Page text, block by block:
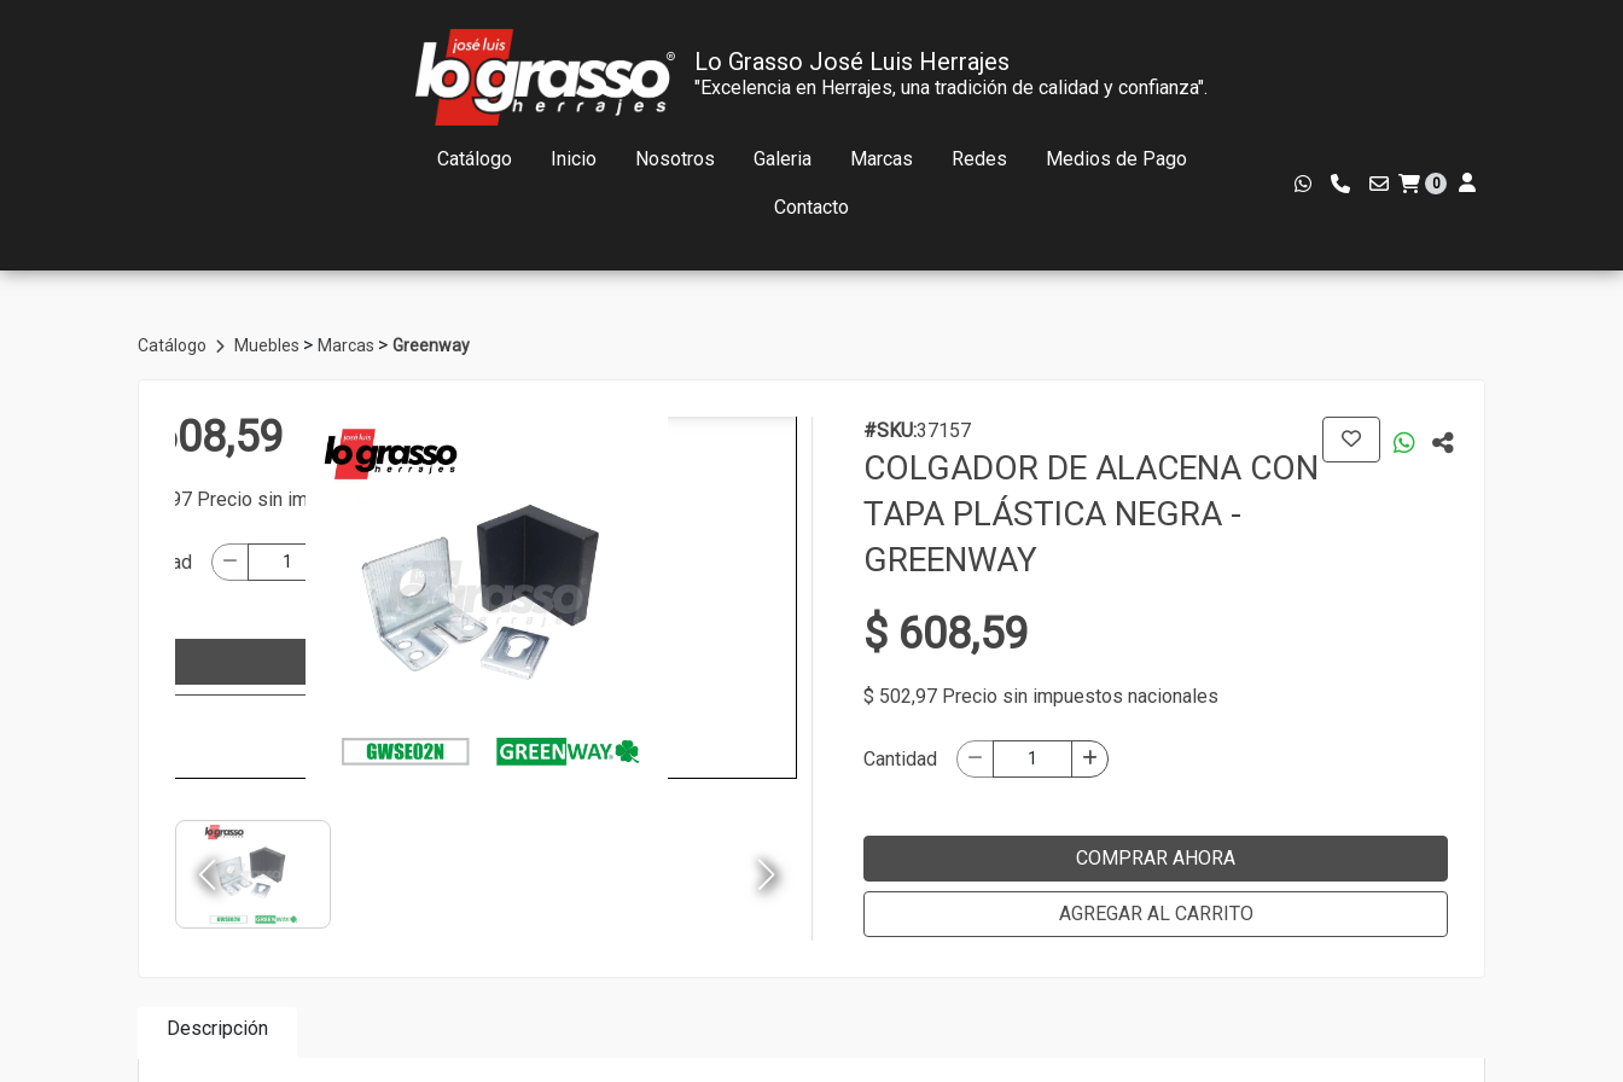
Lo Grasso José Luis Herrajes
"Excelencia en Herrajes, una tradición de calidad y confianza".
Catálogo Inicio Nosotros Galeria Marcas Redes Medios de Pago
Contacto
0
Catálogo Muebles > Marcas > Greenway
#SKU:37157
COLGADOR DE ALACENA CON
TAPA PLÁSTICA NEGRA -
GREENWAY
$ 608,59
$ 502,97 Precio sin impuestos nacionales
Cantidad
COMPRAR AHORA
AGREGAR AL CARRITO
Descripción